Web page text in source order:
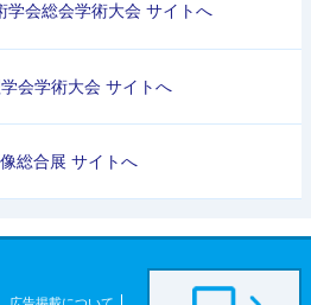
学会総会学術大会 サイトへ
会学術大会 サイトへ
総合展 サイトへ